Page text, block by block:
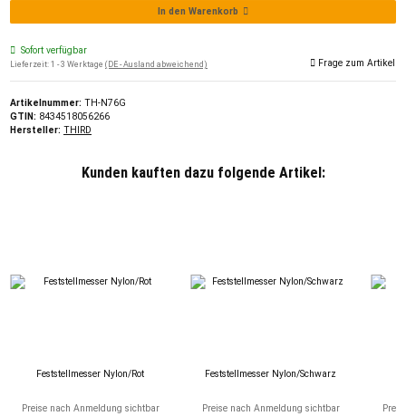
In den Warenkorb
Sofort verfügbar
Lieferzeit: 1 - 3 Werktage (DE - Ausland abweichend) Frage zum Artikel
Artikelnummer: TH-N76G
GTIN: 8434518056266
Hersteller: THIRD
Kunden kauften dazu folgende Artikel:
Feststellmesser Nylon/Rot
Preise nach Anmeldung sichtbar
Feststellmesser Nylon/Schwarz
Preise nach Anmeldung sichtbar